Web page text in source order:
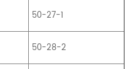
50-27-1
50-28-2